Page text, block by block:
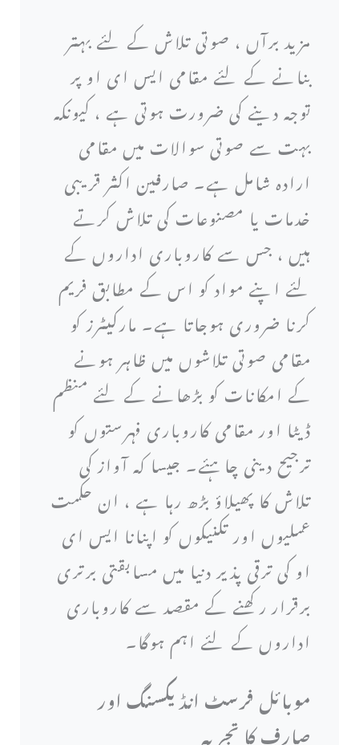
مزید برآں ، صوتی تلاش کے لئے بہتر
بنانے کے لئے مقامی ایس ای او پر
توجہ دینے کی ضرورت ہوتی ہے ، کیونکہ
بہت سے صوتی سوالات میں مقامی
ارادہ شامل ہے۔ صارفین اکثر قریبی
خدمات یا مصنوعات کی تلاش کرتے
ہیں ، جس سے کاروباری اداروں کے
لئے اپنے مواد کو اس کے مطابق فریم
کرنا ضروری ہوجاتا ہے۔ مارکیٹرز کو
مقامی صوتی تلاشوں میں ظاہر ہونے
کے امکانات کو بڑھانے کے لئے منظم
ڈیٹا اور مقامی کاروباری فہرستوں کو
ترجیح دینی چاہئے۔ جیسا کہ آواز کی
تلاش کا پھیلاؤ بڑھ رہا ہے ، ان حکمت
عملیوں اور تکنیکوں کو اپنانا ایس ای
او کی ترقی پذیر دنیا میں مسابقتی برتری
برقرار رکھنے کے مقصد سے کاروباری
اداروں کے لئے اہم ہوگا۔
موبائل فرسٹ انڈیکسنگ اور
صارف کا تجربہ